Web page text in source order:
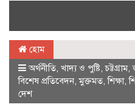
হোম
অর্থনীতি, খাদ্য ও পুষ্টি,চট্টগ্রাম,
বিশেষ প্রতিবেদন,মুক্তমত,শিক্ষা,
দেশ